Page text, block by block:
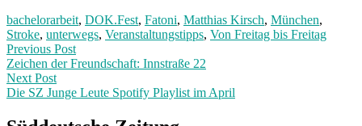
bachelorarbeit, DOK.Fest, Fatoni, Matthias Kirsch, München,
Stroke, unterwegs, Veranstaltungstipps, Von Freitag bis Freitag
Post
navigation
Previous PostPrevious
post:
Zeichen der Freundschaft: Innstraße 22
Next Post
Die SZ Junge Leute Spotify Playlist im April
Post: